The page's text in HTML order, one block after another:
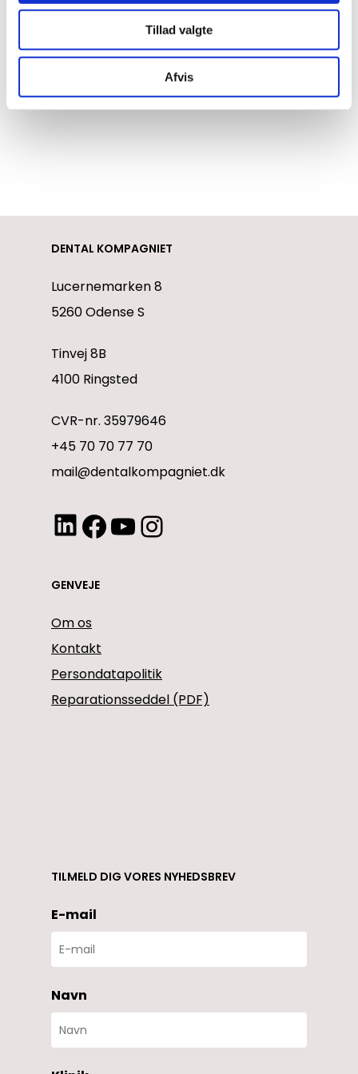
Tillad valgte
Afvis
arrangementet.
DENTAL KOMPAGNIET
Lucernemarken 8
5260 Odense S
Tinvej 8B
4100 Ringsted
CVR-nr. 35979646
+45 70 70 77 70
mail@dentalkompagniet.dk
LinkedIn
Facebook
YouTube
GENVEJE
Om os
Kontakt
Persondatapolitik
Reparationsseddel (PDF)
TILMELD DIG VORES NYHEDSBREV
E-mail
Navn